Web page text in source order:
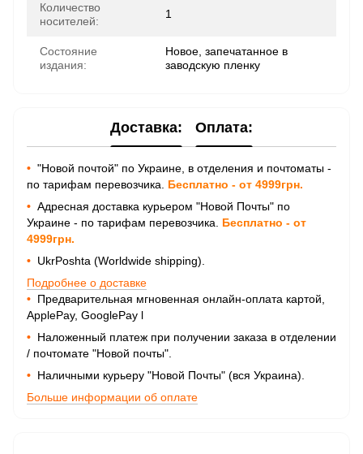
Количество
носителей:
1
Состояние
издания:
Новое, запечатанное в
заводскую пленку
Доставка: Оплата:
• "Новой почтой" по Украине, в отделения и почтоматы -
по тарифам перевозчика. Бесплатно - от 4999грн.
• Адресная доставка курьером "Новой Почты" по
Украине - по тарифам перевозчика. Бесплатно - от
4999грн.
• UkrPoshta (Worldwide shipping).
Подробнее о доставке
• Предварительная мгновенная онлайн-оплата картой,
ApplePay, GooglePay l
• Наложенный платеж при получении заказа в отделении
/ почтомате "Новой почты".
• Наличными курьеру "Новой Почты" (вся Украина).
Больше информации об оплате